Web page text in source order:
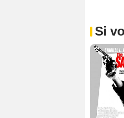
Si